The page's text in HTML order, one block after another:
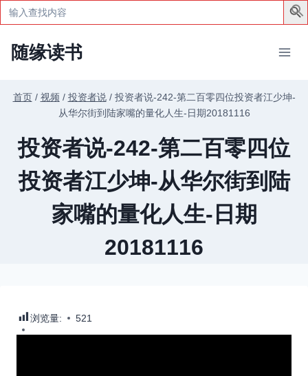
Search
for:
随缘读书
首页 / 视频 / 投资者说 / 投资者说-242-第二百零四位投资者江少坤-
从华尔街到陆家嘴的量化人生-日期20181116
投资者说-242-第二百零四位
投资者江少坤-从华尔街到陆
家嘴的量化人生-日期
20181116
浏览量: 521